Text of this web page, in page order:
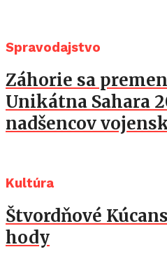
Spravodajstvo
Záhorie sa
Unikátna Sahara
nadšencov
Kultúra
Štvordňové
hody